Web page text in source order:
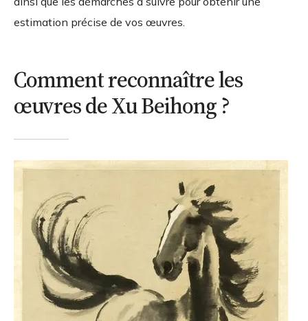
estimation précise de vos œuvres.
Comment reconnaître les
œuvres de Xu Beihong ?